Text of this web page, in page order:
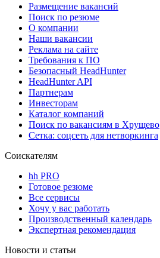
Размещение вакансий
Поиск по резюме
О компании
Наши вакансии
Реклама на сайте
Требования к ПО
Безопасный HeadHunter
HeadHunter API
Партнерам
Инвесторам
Каталог компаний
Поиск по вакансиям в Хрущево
Сетка: соцсеть для нетворкинга
Соискателям
hh PRO
Готовое резюме
Все сервисы
Хочу у вас работать
Производственный календарь
Экспертная рекомендация
Новости и статьи